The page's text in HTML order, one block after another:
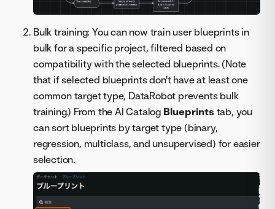
Bulk training: You can now train user blueprints in
bulk for a specific project, filtered based on
compatibility with the selected blueprints. (Note
that if selected blueprints don't have at least one
common target type, DataRobot prevents bulk
training.) From the AI Catalog Blueprintstab, you
can sort blueprints by target type (binary,
regression, multiclass, and unsupervised) for easier
selection.